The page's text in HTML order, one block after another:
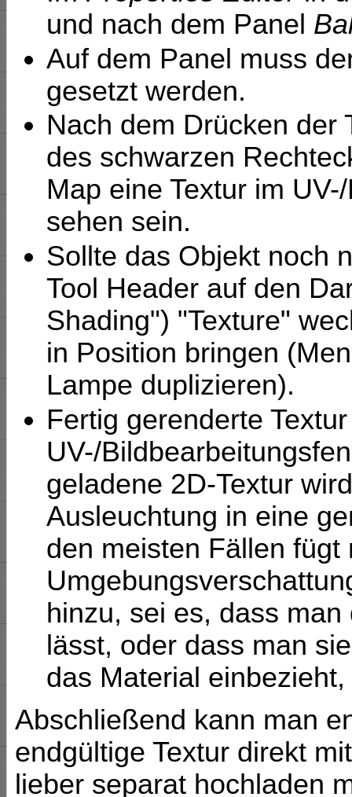
und nach dem Panel
Auf dem Panel muss
gesetzt werden.
Nach dem Drücken der
des schwarzen
Map eine Textur im
sehen sein.
Sollte das Objekt noch
Tool Header auf den
Shading") "Texture"
in Position bringen
Lampe duplizieren).
Fertig gerenderte
UV-/
geladene 2D-Textur
Ausleuchtung in eine
den meisten Fällen fügt
hinzu, sei es, dass
lässt, oder dass man
das Material
Abschließend kann man
endgültige Textur direkt
lieber separat hochladen